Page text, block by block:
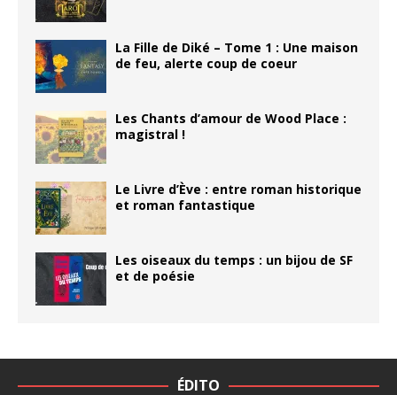
La Fille de Diké – Tome 1 : Une maison
de feu, alerte coup de coeur
Les Chants d’amour de Wood Place :
magistral !
Le Livre d’Ève : entre roman historique
et roman fantastique
Les oiseaux du temps : un bijou de SF
et de poésie
ÉDITO